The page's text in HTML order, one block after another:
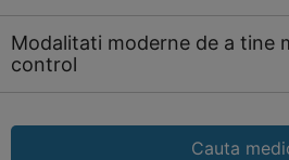
Modalitati moderne de a tine
control
Cauta